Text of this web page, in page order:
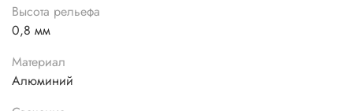
Высота рельефа
0,8 мм
Материал
Алюминий